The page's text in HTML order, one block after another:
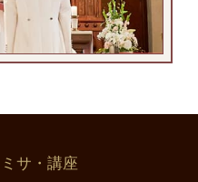
ミサ・講座